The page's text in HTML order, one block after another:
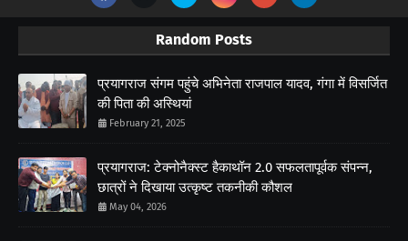
Random Posts
प्रयागराज संगम पहुंचे अभिनेता राजपाल यादव, गंगा में विसर्जित
की पिता की अस्थियां
February 21, 2025
प्रयागराज: टेक्नोनैक्स्ट हैकाथॉन 2.0 सफलतापूर्वक संपन्न,
छात्रों ने दिखाया उत्कृष्ट तकनीकी कौशल
May 04, 2026